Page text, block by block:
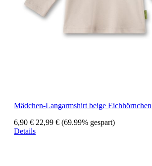
Mädchen-Langarmshirt beige Eichhörnchen
6,90 € 22,99 € (69.99% gespart)
Details